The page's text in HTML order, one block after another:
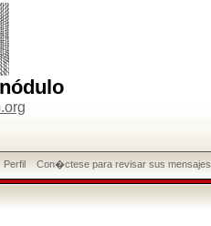
Perfil Con�ctese para revisar sus mensajes